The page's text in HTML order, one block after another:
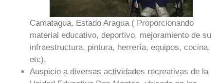
Camatagua, Estado Aragua ( Proporcionando
material educativo, deportivo, mejoramiento de su
infraestructura, pintura, herrería, equipos, cocina,
etc).
Auspicio a diversas actividades recreativas de la